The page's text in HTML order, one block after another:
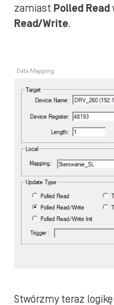
zamiast Polled Read
Read/Write.
Stwórzmy teraz